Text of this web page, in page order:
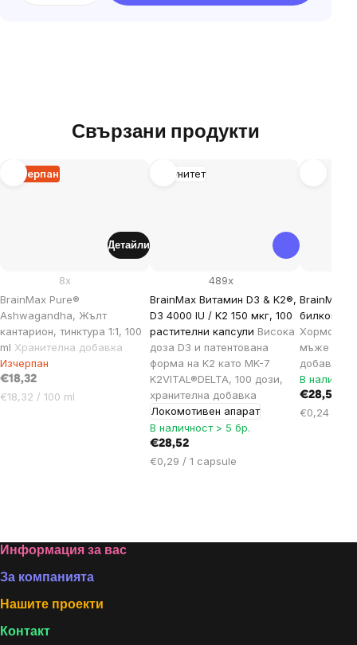
Свързани продукти
Изчерпан
BrainMax Pure®
Ashwagandha, Жълт
кантарион, тинктура 1:1, 100
ml Хранителна добавка
8x
Изчерпан
€18,32
Цена
€18,32 / 100 ml
Детайли
Имунитет
BrainMax Витамин D3 & K2®,
D3 4000 IU / K2 150 мкг, 100
растителни капсули Висока
доза D3 и патентована
форма на K2 като MK-7
K2VITAL®DELTA, 100 дози,
хранителна добавка
Локомотивен апарат
489x
В наличност > 5 бр.
€28,52
Цена
€0,29 / 1 capsule
BrainMax
билкови
мъже и
добавка.
В
€28,52
Цена
€0,24 / 1
Footer
Информация за вас
За компанията
Нашите проекти
Контакт